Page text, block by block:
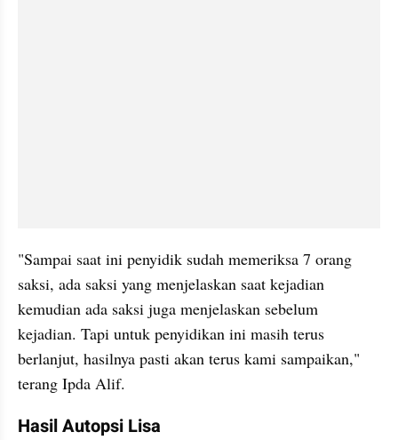
"Sampai saat ini penyidik sudah memeriksa 7 orang
saksi, ada saksi yang menjelaskan saat kejadian
kemudian ada saksi juga menjelaskan sebelum
kejadian. Tapi untuk penyidikan ini masih terus
berlanjut, hasilnya pasti akan terus kami sampaikan,"
terang Ipda Alif.
Hasil Autopsi Lisa